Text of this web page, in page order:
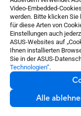
Video-Embedded-
werden. Bitte klicken Sie
für diese Arten von
Einstellungen auch
ASUS-Websites auf
Ihnen installierten
Sie in der ASUS-
Technologien“.
Alle
Über ASUS
©ASUSTeK Computer
Nutzungsbedingungen
Germany / Deutsch